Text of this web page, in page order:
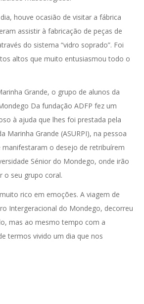
houve ocasião de visitar a fábrica
assistir à fabricação de peças de
do sistema “vidro soprado”. Foi
altos que muito entusiasmou todo o
Grande, o grupo de alunos da
Da fundação ADFP fez um
à ajuda que lhes foi prestada pela
Marinha Grande (ASURPI), na pessoa
manifestaram o desejo de retribuírem
Sénior do Mondego, onde irão
o seu grupo coral.
rico em emoções. A viagem de
Intergeracional do Mondego, decorreu
mas ao mesmo tempo com a
termos vivido um dia que nos